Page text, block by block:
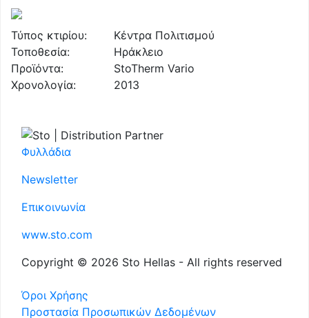
Τύπος κτιρίου:
Κέντρα Πολιτισμού
Τοποθεσία:
Ηράκλειο
Προϊόντα:
StoTherm Vario
Χρονολογία:
2013
Φυλλάδια
Newsletter
Επικοινωνία
www.sto.com
Copyright © 2026 Sto Hellas - All rights reserved
Όροι Χρήσης
Προστασία Προσωπικών Δεδομένων